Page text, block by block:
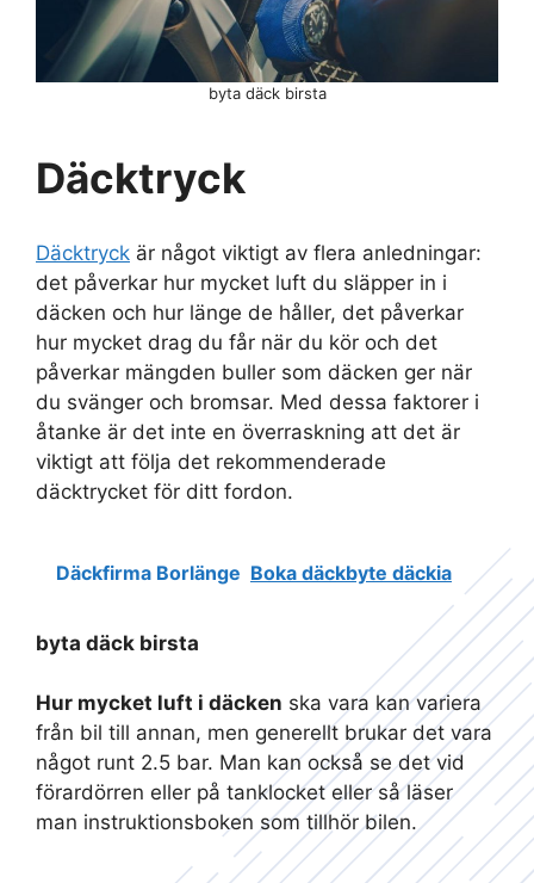
byta däck birsta
Däcktryck
Däcktryck är något viktigt av flera anledningar:
det påverkar hur mycket luft du släpper in i
däcken och hur länge de håller, det påverkar
hur mycket drag du får när du kör och det
påverkar mängden buller som däcken ger när
du svänger och bromsar. Med dessa faktorer i
åtanke är det inte en överraskning att det är
viktigt att följa det rekommenderade
däcktrycket för ditt fordon.
Däckfirma Borlänge Boka däckbyte däckia
byta däck birsta
Hur mycket luft i däcken ska vara kan variera
från bil till annan, men generellt brukar det vara
något runt 2.5 bar. Man kan också se det vid
förardörren eller på tanklocket eller så läser
man instruktionsboken som tillhör bilen.